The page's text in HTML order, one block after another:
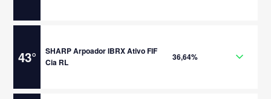
43°
SHARP Arpoador IBRX Ativo FIF
Cia RL
36,64%